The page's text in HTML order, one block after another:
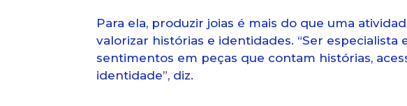
Para ela, produzir joias é mais do que uma
valorizar histórias e identidades. “Ser especialista
sentimentos em peças que contam histórias,
identidade”, diz.